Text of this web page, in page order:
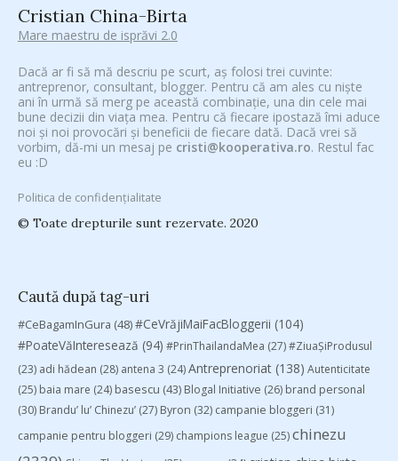
Cristian China-Birta
Mare maestru de isprăvi 2.0
Dacă ar fi să mă descriu pe scurt, aș folosi trei cuvinte:
antreprenor, consultant, blogger. Pentru că am ales cu niște
ani în urmă să merg pe această combinație, una din cele mai
bune decizii din viața mea. Pentru că fiecare ipostază îmi aduce
noi și noi provocări și beneficii de fiecare dată. Dacă vrei să
vorbim, dă-mi un mesaj pe cristi@kooperativa.ro. Restul fac
eu :D
Politica de confidențialitate
© Toate drepturile sunt rezervate. 2020
Caută după tag-uri
#CeBagamInGura (48)#CeVrăjiMaiFacBloggerii (104)
#PoateVăInteresează (94) #PrinThailandaMea (27)#ZiuaȘiProdusul
(23) adi hădean (28) antena 3 (24)Antreprenoriat (138) Autenticitate
(25) baia mare (24) basescu (43) Blogal Initiative (26) brand personal
(30) Brandu’ lu’ Chinezu’ (27) Byron (32) campanie bloggeri (31)
campanie pentru bloggeri (29) champions league (25)chinezu